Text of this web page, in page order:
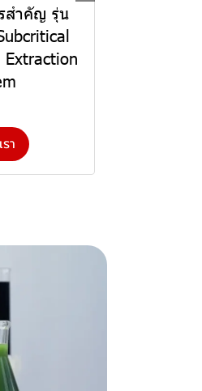
สำคัญ รุ่น
Extraction
า